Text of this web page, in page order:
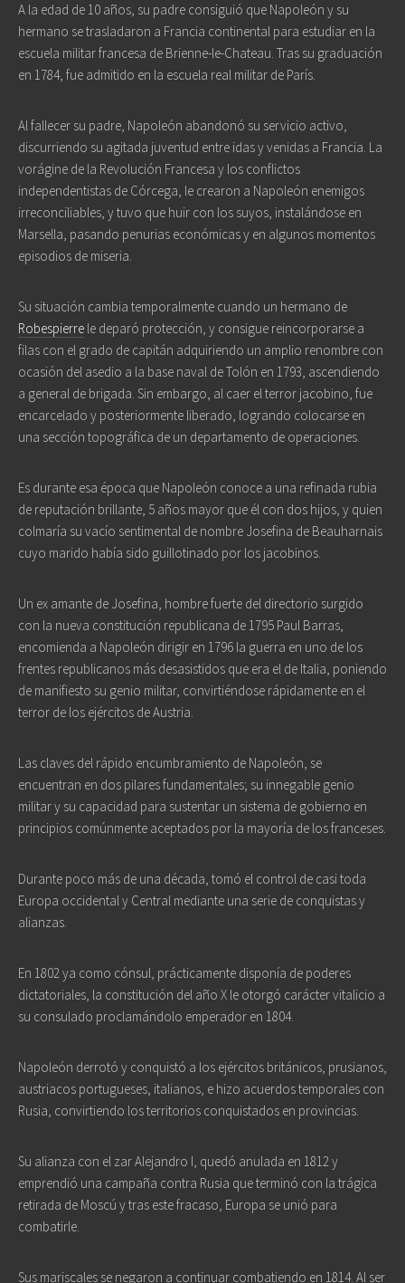
A la edad de 10 años, su padre consiguió que Napoleón y su
hermano se trasladaron a Francia continental para estudiar en la
escuela militar francesa de Brienne-le-Chateau. Tras su graduación
en 1784, fue admitido en la escuela real militar de París.
Al fallecer su padre, Napoleón abandonó su servicio activo,
discurriendo su agitada juventud entre idas y venidas a Francia. La
vorágine de la Revolución Francesa y los conflictos
independentistas de Córcega, le crearon a Napoleón enemigos
irreconciliables, y tuvo que huir con los suyos, instalándose en
Marsella, pasando penurias económicas y en algunos momentos
episodios de miseria.
Su situación cambia temporalmente cuando un hermano de
Robespierre le deparó protección, y consigue reincorporarse a
filas con el grado de capitán adquiriendo un amplio renombre con
ocasión del asedio a la base naval de Tolón en 1793, ascendiendo
a general de brigada. Sin embargo, al caer el terror jacobino, fue
encarcelado y posteriormente liberado, logrando colocarse en
una sección topográfica de un departamento de operaciones.
Es durante esa época que Napoleón conoce a una refinada rubia
de reputación brillante, 5 años mayor que él con dos hijos, y quien
colmaría su vacío sentimental de nombre Josefina de Beauharnais
cuyo marido había sido guillotinado por los jacobinos.
Un ex amante de Josefina, hombre fuerte del directorio surgido
con la nueva constitución republicana de 1795 Paul Barras,
encomienda a Napoleón dirigir en 1796 la guerra en uno de los
frentes republicanos más desasistidos que era el de Italia, poniendo
de manifiesto su genio militar, convirtiéndose rápidamente en el
terror de los ejércitos de Austria.
Las claves del rápido encumbramiento de Napoleón, se
encuentran en dos pilares fundamentales; su innegable genio
militar y su capacidad para sustentar un sistema de gobierno en
principios comúnmente aceptados por la mayoría de los franceses.
Durante poco más de una década, tomó el control de casi toda
Europa occidental y Central mediante una serie de conquistas y
alianzas.
En 1802 ya como cónsul, prácticamente disponía de poderes
dictatoriales, la constitución del año X le otorgó carácter vitalicio a
su consulado proclamándolo emperador en 1804.
Napoleón derrotó y conquistó a los ejércitos británicos, prusianos,
austriacos portugueses, italianos, e hizo acuerdos temporales con
Rusia, convirtiendo los territorios conquistados en provincias.
Su alianza con el zar Alejandro I, quedó anulada en 1812 y
emprendió una campaña contra Rusia que terminó con la trágica
retirada de Moscú y tras este fracaso, Europa se unió para
combatirle.
Sus mariscales se negaron a continuar combatiendo en 1814. Al ser